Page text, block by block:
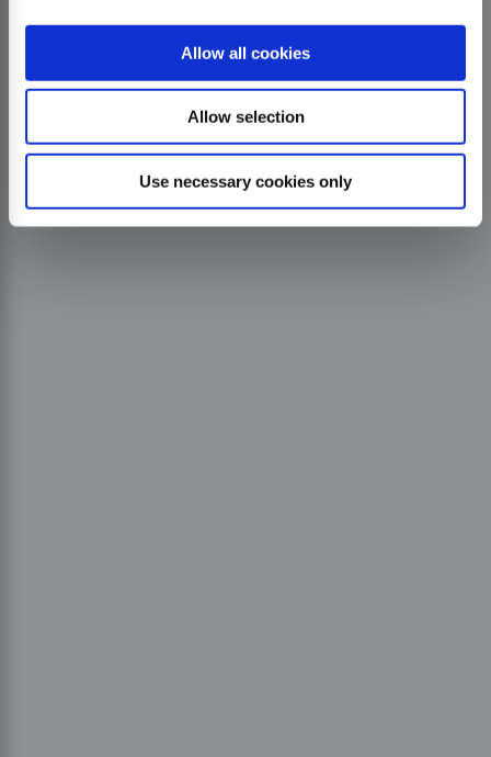
Allow all cookies
Allow selection
Use necessary cookies only